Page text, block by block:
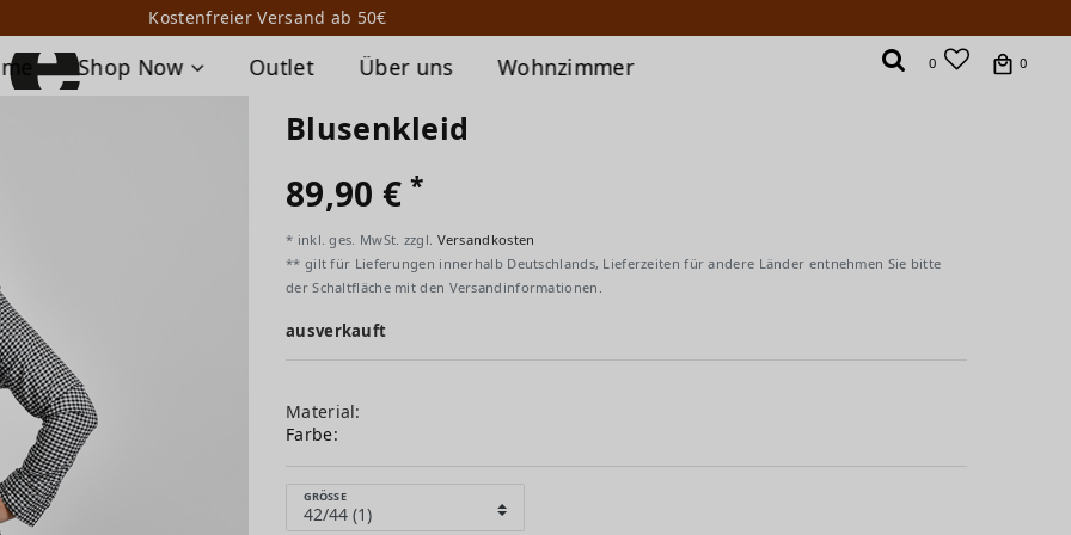
Kostenfreier Versand ab 50€
Shop Now Outlet Über uns Wohnzimmer 0 0
Blusenkleid
89,90 €*
* inkl. ges. MwSt. zzgl. Versandkosten
** gilt für Lieferungen innerhalb Deutschlands, Lieferzeiten für andere Länder entnehmen Sie bitte
der Schaltfläche mit den Versandinformationen.
ausverkauft
Material:
Farbe:
GRÖSSE